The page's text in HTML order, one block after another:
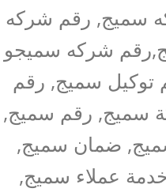
سميج, رقم شركه
شركه سميجو
توكيل سميج, رقم
سميج, رقم سميج,
ضمان سميج,
عملاء سميج,